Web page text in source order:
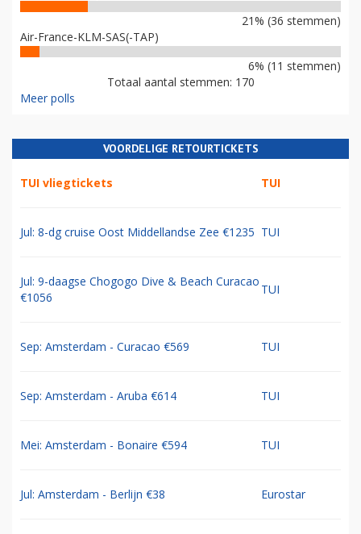
21% (36 stemmen)
Air-France-KLM-SAS(-TAP)
6% (11 stemmen)
Totaal aantal stemmen: 170
Meer polls
VOORDELIGE RETOURTICKETS
TUI vliegtickets TUI
Jul: 8-dg cruise Oost Middellandse Zee €1235 TUI
Jul: 9-daagse Chogogo Dive & Beach Curacao
€1056
TUI
Sep: Amsterdam - Curacao €569 TUI
Sep: Amsterdam - Aruba €614 TUI
Mei: Amsterdam - Bonaire €594 TUI
Jul: Amsterdam - Berlijn €38 Eurostar